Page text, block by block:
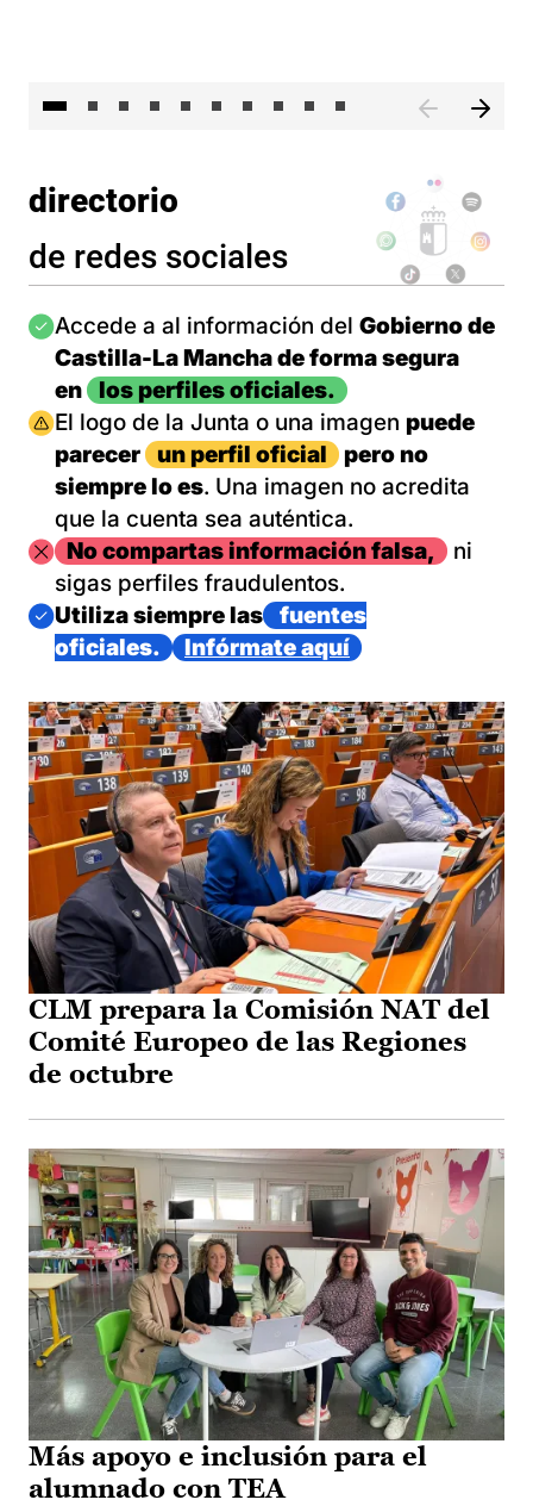
directorio
de redes sociales
Imagen
Accede a al información del Gobierno de
Castilla-La Mancha de forma segura
en
los perfiles oficiales.
Imagen
El logo de la Junta o una imagen puede
parecer
un perfil oficial
pero no
siempre lo es. Una imagen no acredita
que la cuenta sea auténtica.
ImagenNo compartas información falsa,
ni
sigas perfiles fraudulentos.
Imagen
Utiliza siempre las
fuentes
oficiales.
Infórmate aquí
CLM prepara la Comisión NAT del
Comité Europeo de las Regiones
de octubre
Más apoyo e inclusión para el
alumnado con TEA